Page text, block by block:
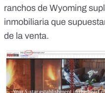
ranchos de Wyoming
inmobiliaria que
de la venta.